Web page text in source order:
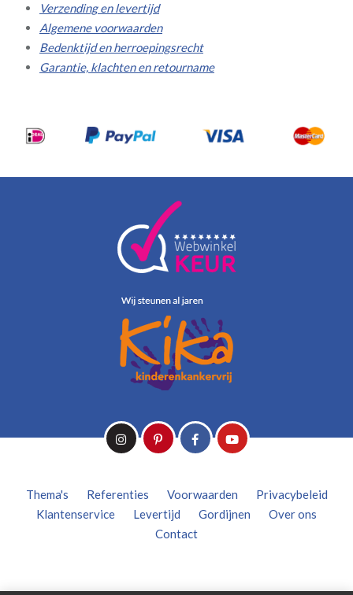
Verzending en levertijd
Algemene voorwaarden
Bedenktijd en herroepingsrecht
Garantie, klachten en retourname
Thema's Referenties Voorwaarden
Privacybeleid
Klantenservice
Levertijd Gordijnen
Over ons
Contact